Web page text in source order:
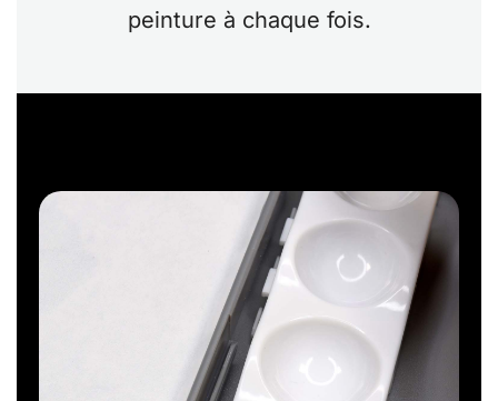
peinture à chaque fois.